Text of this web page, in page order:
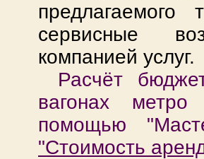
сервисные
компанией услуг.
Расчёт
вагонах
помощью
"Стоимость